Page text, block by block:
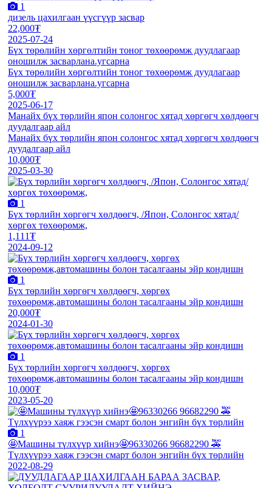
1
дизель цахилгаан үүсгүүр засвар
22,000₮
2025-07-24
Бүх төрөлийн хөргөлтийн тоног төхөөрөмж дуудлагаар
оношилж засварлана.угсарна
Бүх төрөлийн хөргөлтийн тоног төхөөрөмж дуудлагаар
оношилж засварлана.угсарна
5,000₮
2025-06-17
Манайх бүх төрлийн япон солонгос хятад хөргөгч хөлдөөгч
дуудалгаар айл
Манайх бүх төрлийн япон солонгос хятад хөргөгч хөлдөөгч
дуудалгаар айл
10,000₮
2025-03-30
1
Бүх төрлийн хөргөгч хөлдөөгч, /Япон, Солонгос хятад/
хөргөх төхөөрөмж,
1,111₮
2024-09-12
1
Бүх төрлийн хөргөгч хөлдөөгч, хөргөх
төхөөрөмж,автомашины болон тасалгааны эйр кондишн
20,000₮
2024-01-30
1
Бүх төрлийн хөргөгч хөлдөөгч, хөргөх
төхөөрөмж,автомашины болон тасалгааны эйр кондишн
10,000₮
2023-05-20
1
🤩Машины түлхүүр хийнэ🤩96330266 96682290 🚕
Түлхүүрээ хаяж гээсэн смарт болон энгийн бүх төрлийн
2022-08-29